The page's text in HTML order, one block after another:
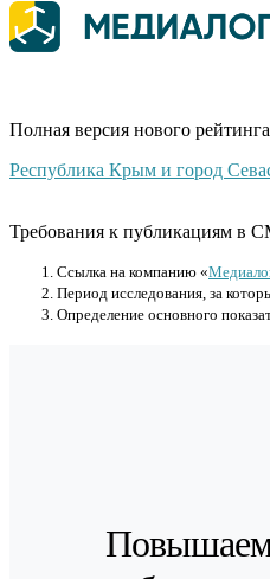
Полная версия нового
Республика Крым и город
Требования к публикациям в
Cсылка на компанию «
Период исследования, за
Определение основного
Повышаем